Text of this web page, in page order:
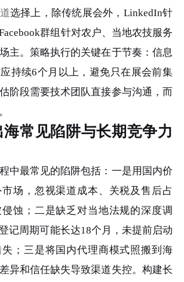
选择上，除传统展会外，LinkedIn针
群组针对农户、当地农技服务
主。策略执行的关键在于节奏：信息
持续6个月以上，避免只在展会前集
阶段需要技术团队直接参与沟通，而
常见陷阱与长期竞争力
最常见的陷阱包括：一是用国内价
场，忽视渠道成本、关税及售后占
蚀；二是缺乏对当地法规的深度调
记周期可能长达18个月，未提前启动
；三是将国内代理商模式照搬到海
异和信任缺失导致渠道失控。构建长